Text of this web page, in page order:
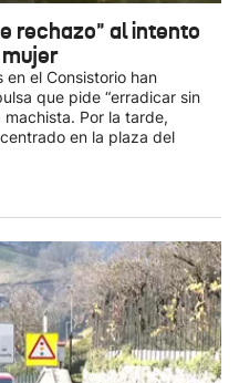
rechazo" al intento
el Consistorio han
que pide “erradicar sin
machista. Por la tarde,
en la plaza del